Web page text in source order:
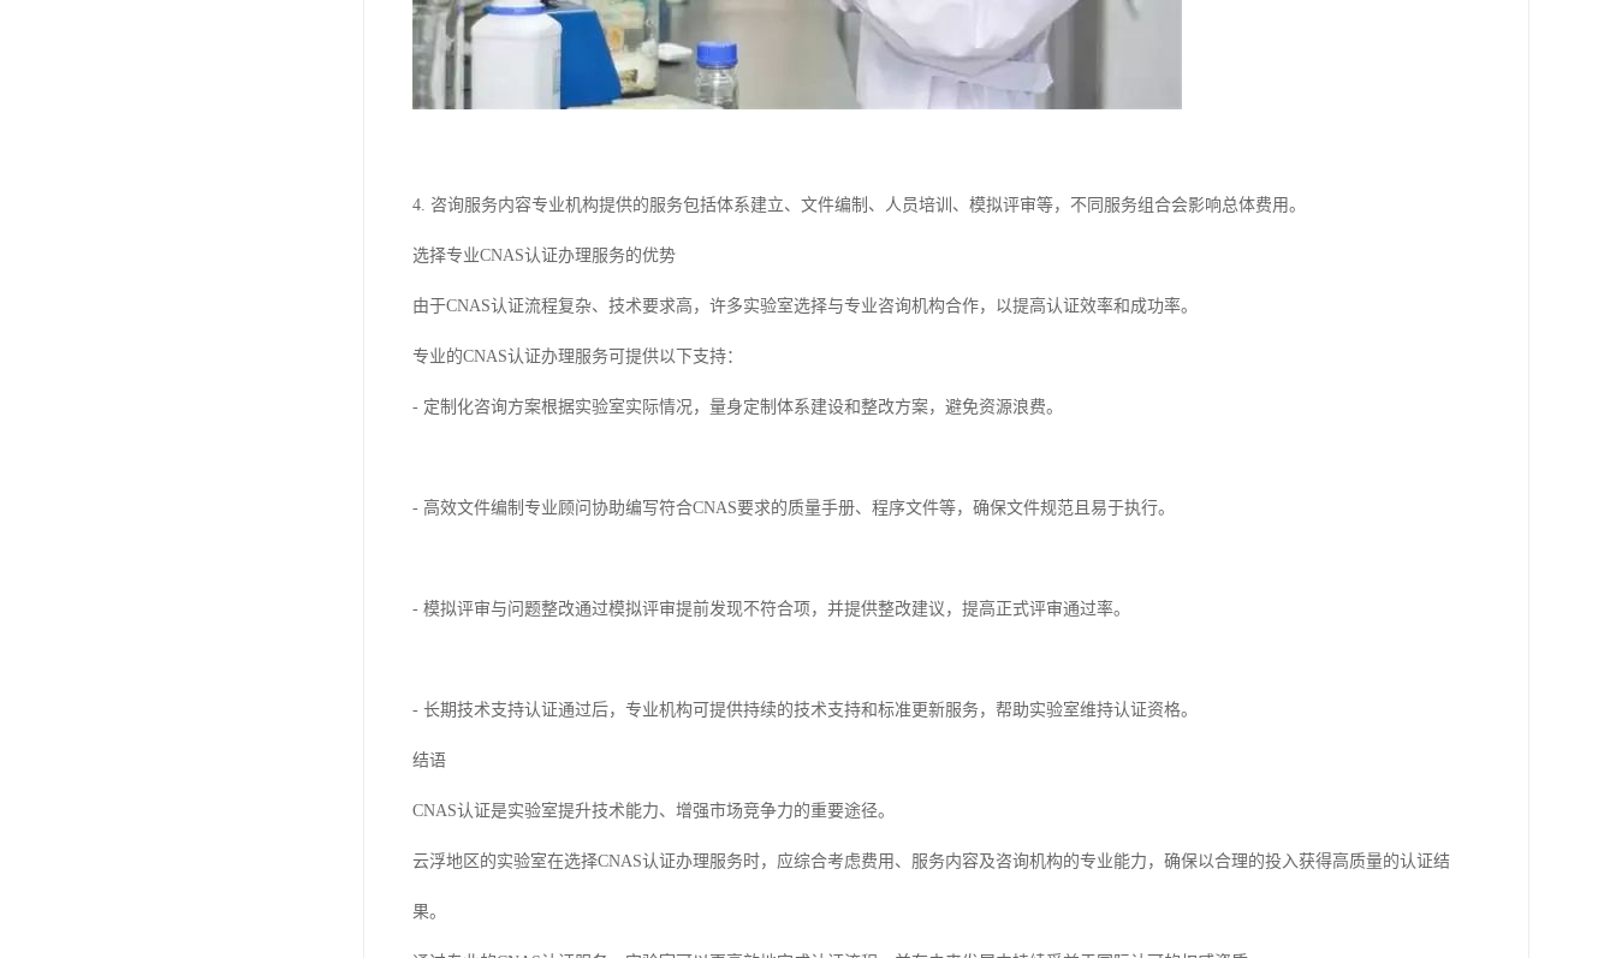
4. 咨询服务内容专业机构提供的服务包括体系建立、文件编制、人员培训、模拟评审等，不同服务组合会影响总体费用。
选择专业CNAS认证办理服务的优势
由于CNAS认证流程复杂、技术要求高，许多实验室选择与专业咨询机构合作，以提高认证效率和成功率。
专业的CNAS认证办理服务可提供以下支持：
- 定制化咨询方案根据实验室实际情况，量身定制体系建设和整改方案，避免资源浪费。
- 高效文件编制专业顾问协助编写符合CNAS要求的质量手册、程序文件等，确保文件规范且易于执行。
- 模拟评审与问题整改通过模拟评审提前发现不符合项，并提供整改建议，提高正式评审通过率。
- 长期技术支持认证通过后，专业机构可提供持续的技术支持和标准更新服务，帮助实验室维持认证资格。
结语
CNAS认证是实验室提升技术能力、增强市场竞争力的重要途径。
云浮地区的实验室在选择CNAS认证办理服务时，应综合考虑费用、服务内容及咨询机构的专业能力，确保以合理的投入获得高质量的认证结
果。